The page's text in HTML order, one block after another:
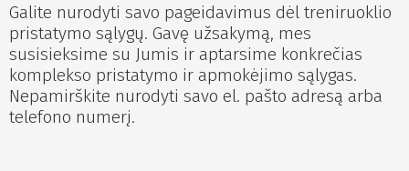
Galite nurodyti savo pageidavimus dėl treniruoklio
pristatymo sąlygų. Gavę užsakymą, mes
susisieksime su Jumis ir aptarsime konkrečias
komplekso pristatymo ir apmokėjimo sąlygas.
Nepamirškite nurodyti savo el. pašto adresą arba
telefono numerį.